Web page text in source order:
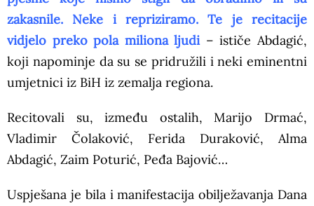
zakasnile. Neke i repriziramo. Te je recitacije
vidjelo preko pola miliona ljudi– ističe Abdagić,
koji napominje da su se pridružili i neki eminentni
umjetnici iz BiH iz zemalja regiona.
Recitovali su, između ostalih, Marijo Drmać,
Vladimir Čolaković, Ferida Duraković, Alma
Abdagić, Zaim Poturić, Peđa Bajović…
Uspješana je bila i manifestacija obilježavanja Dana